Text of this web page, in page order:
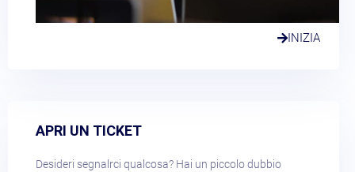
INIZIA
APRI UN TICKET​
Desideri segnalrci qualcosa? Hai un piccolo dubbio